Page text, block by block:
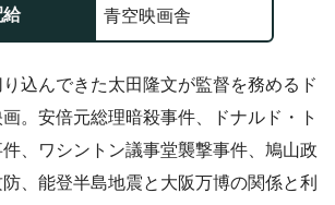
青空映画舎
込んできた太田隆文が監督を務めるド
。安倍元総理暗殺事件、ドナルド・ト
、ワシントン議事堂襲撃事件、鳩山政
、能登半島地震と大阪万博の関係と利